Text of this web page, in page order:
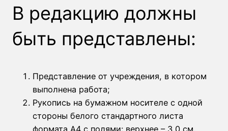
В редакцию должны
быть представлены:
Представление от учреждения, в котором
выполнена работа;
Рукопись на бумажном носителе с одной
стороны белого стандартного листа